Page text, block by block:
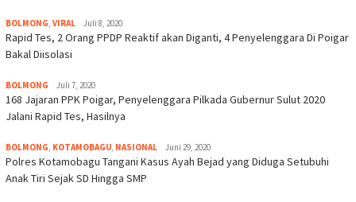
BOLMONG VIRAL Juli 8, 2020
Rapid Tes, 2 Orang PPDP Reaktif akan Diganti, 4 Penyelenggara Di Poigar
Bakal Diisolasi
BOLMONG Juli 7, 2020
168 Jajaran PPK Poigar, Penyelenggara Pilkada Gubernur Sulut 2020
Jalani Rapid Tes, Hasilnya
BOLMONG KOTAMOBAGU NASIONAL Juni 29, 2020
Polres Kotamobagu Tangani Kasus Ayah Bejad yang Diduga Setubuhi
Anak Tiri Sejak SD Hingga SMP